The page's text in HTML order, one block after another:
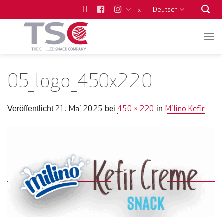
Inhalt
x Deutsch
05_logo_450x220
Veröffentlicht 21. Mai 2025 bei 450 × 220 in Milino Kefir